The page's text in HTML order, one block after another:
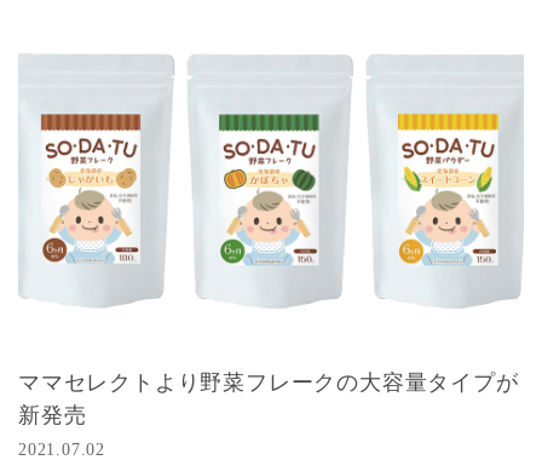
ママセレクトより野菜フレークの大容量タイプが
新発売
2021.07.02